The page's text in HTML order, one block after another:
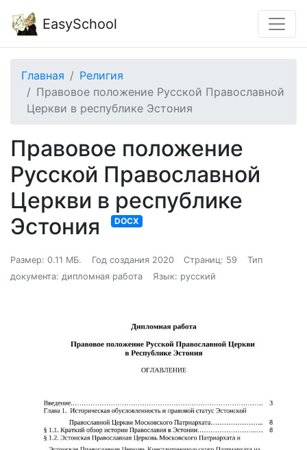
EasySchool
Главная
Религия
Правовое положение Русской Православной
Церкви в республике Эстония
Правовое положение
Русской Православной
Церкви в республике
Эстония
DOCX
Размер: 0.11 МБ. Год создания 2020 Страниц: 59
Тип
документа: дипломная работа
Язык: русский